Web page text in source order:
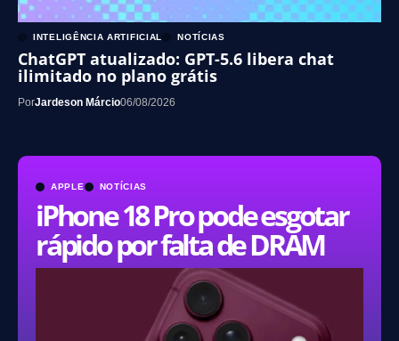
APPLE NOTÍCIAS
iPhone 18 Pro pode esgotar
rápido por falta de DRAM
INTELIGÊNCIA ARTIFICIAL NOTÍCIAS
ChatGPT atualizado: GPT-5.6 libera chat
ilimitado no plano grátis
PorJardeson Márcio06/08/2026